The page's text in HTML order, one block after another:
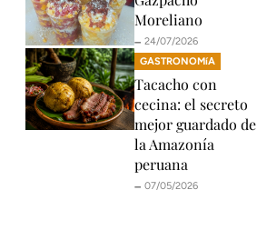
Moreliano
🗕️ 24/07/2026
GASTRONOMíA
Tacacho con
cecina: el secreto
mejor guardado de
la Amazonía
peruana
🗕️ 07/05/2026